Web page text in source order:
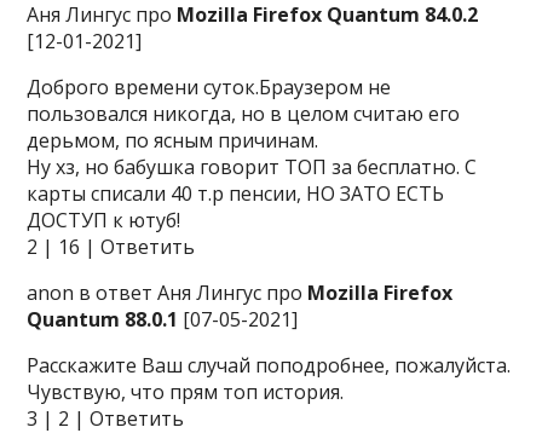
Аня Лингус про Mozilla Firefox Quantum 84.0.2
[12-01-2021]
Доброго времени суток.Браузером не
пользовался никогда, но в целом считаю его
дерьмом, по ясным причинам.
Ну хз, но бабушка говорит ТОП за бесплатно. С
карты списали 40 т.р пенсии, НО ЗАТО ЕСТЬ
ДОСТУП к ютуб!
2 | 16 | Ответить
anon в ответ Аня Лингус про Mozilla Firefox
Quantum 88.0.1 [07-05-2021]
Расскажите Ваш случай поподробнее, пожалуйста.
Чувствую, что прям топ история.
3 | 2 | Ответить